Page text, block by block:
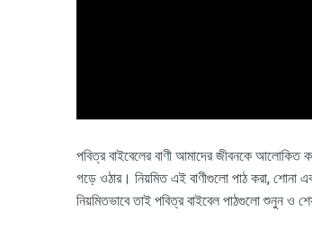
পবিত্র বাইবেলের বাণী আমাদের জীবনকে আলোকিত
গড়ে ওঠার। নিয়মিত এই বাণীগুলো পাঠ করা, শোনা
নিয়মিতভাবে তাই পবিত্র বাইবেল পাঠগুলো শুনুন ও